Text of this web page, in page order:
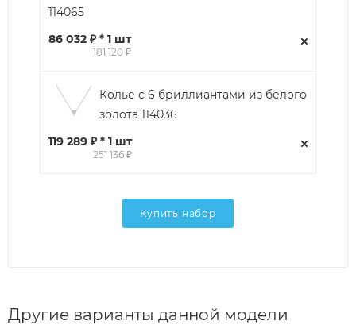
114065
86 032 ₽ * 1 шт
181 120 ₽
Колье с 6 бриллиантами из белого
золота 114036
119 289 ₽ * 1 шт
251 136 ₽
Купить набор
Другие варианты данной модели